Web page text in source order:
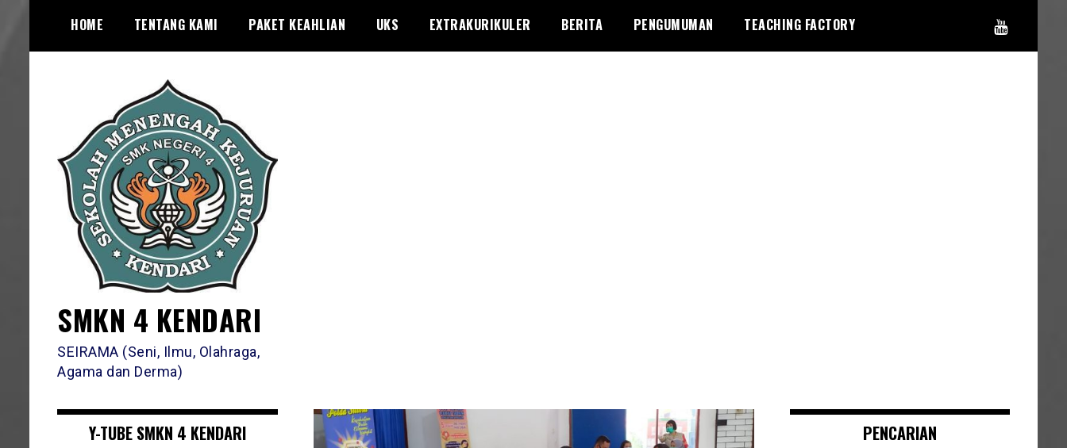
content
HOME TENTANG KAMI PAKET KEAHLIAN UKS EXTRAKURIKULER BERITA PENGUMUMAN TEACHING FACTORY
SMKN 4 KENDARI
SEIRAMA (Seni, Ilmu, Olahraga,
Agama dan Derma)
Y-TUBE SMKN 4 KENDARI PENCARIAN